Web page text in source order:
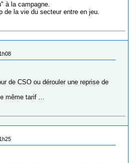
à la campagne.
de la vie du secteur entre en jeu.
de CSO ou dérouler une reprise de
même tarif ...